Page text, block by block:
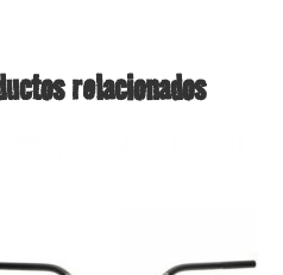
relacionados